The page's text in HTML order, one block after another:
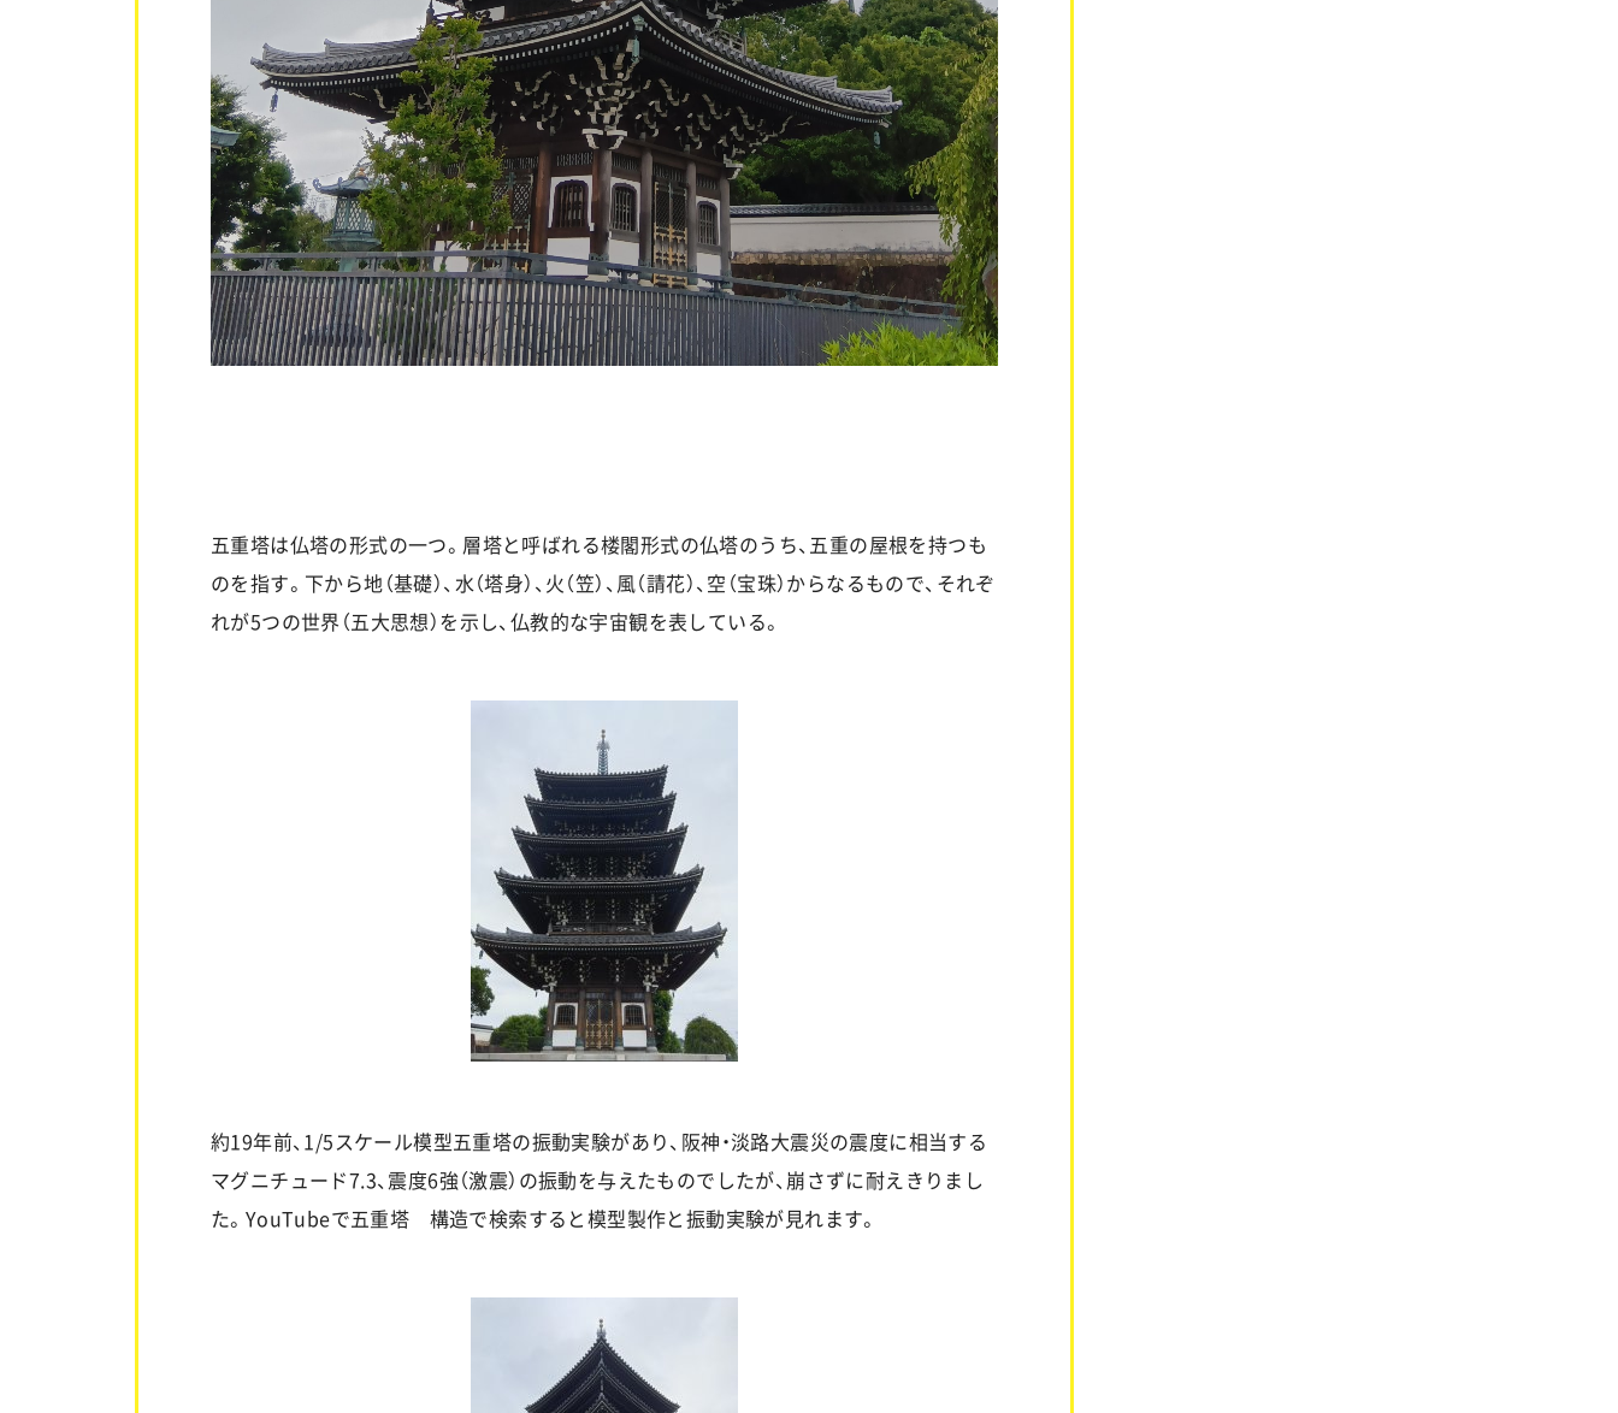
五重塔は仏塔の形式の一つ。層塔と呼ばれる楼閣形式の仏塔のうち、五重の屋根を持つも
のを指す。下から地（基礎）、水（塔身）、火（笠）、風（請花）、空（宝珠）からなるもので、それぞ
れが5つの世界（五大思想）を示し、仏教的な宇宙観を表している。
約19年前、1/5スケール模型五重塔の振動実験があり、阪神・淡路大震災の震度に相当する
マグニチュード7.3、震度6強（激震）の振動を与えたものでしたが、崩さずに耐えきりまし
た。YouTubeで五重塔 構造で検索すると模型製作と振動実験が見れます。